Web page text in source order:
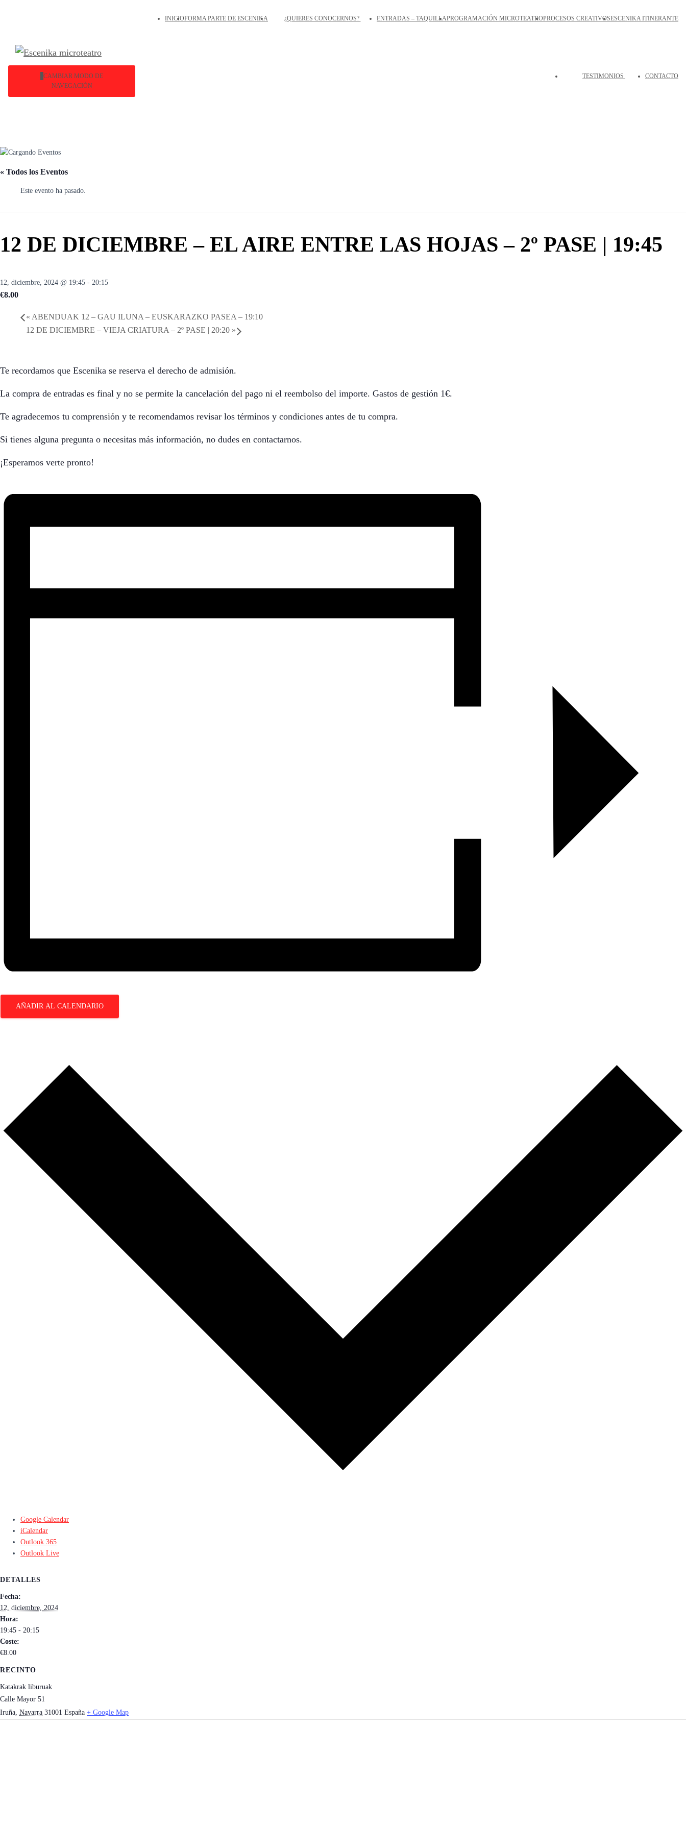
CAMBIAR MODO DE
NAVEGACIÓN
INICIOFORMA PARTE DE ESCENIKA ¿QUIERES CONOCERNOS? ENTRADAS – TAQUILLAPROGRAMACIÓN MICROTEATROPROCESOS CREATIVOSESCENIKA ITINERANTE
TESTIMONIOS CONTACTO
« Todos los Eventos
Este evento ha pasado.
12 DE DICIEMBRE – EL AIRE ENTRE LAS HOJAS – 2º PASE | 19:45
12, diciembre, 2024 @ 19:45 - 20:15
€8.00
« ABENDUAK 12 – GAU ILUNA – EUSKARAZKO PASEA – 19:10
12 DE DICIEMBRE – VIEJA CRIATURA – 2º PASE | 20:20 »
Te recordamos que Escenika se reserva el derecho de admisión.
La compra de entradas es final y no se permite la cancelación del pago ni el reembolso del importe. Gastos de gestión 1€.
Te agradecemos tu comprensión y te recomendamos revisar los términos y condiciones antes de tu compra.
Si tienes alguna pregunta o necesitas más información, no dudes en contactarnos.
¡Esperamos verte pronto!
AÑADIR AL CALENDARIO
Google Calendar
iCalendar
Outlook 365
Outlook Live
DETALLES
Fecha:
12, diciembre, 2024
Hora:
19:45 - 20:15
Coste:
€8.00
RECINTO
Katakrak liburuak
Calle Mayor 51
Iruña, Navarra 31001 España + Google Map